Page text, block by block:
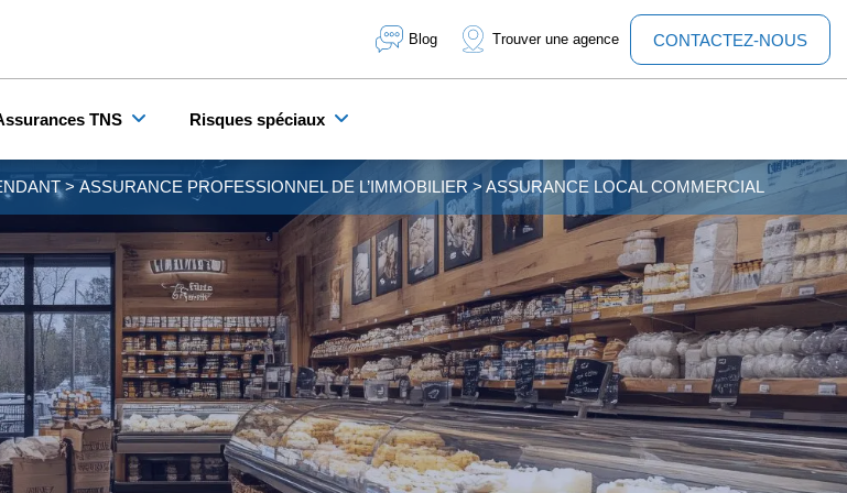
Blog Trouver une agence CONTACTEZ-NOUS
TNS Risques spéciaux
>ASSURANCE PROFESSIONNEL DE L’IMMOBILIER> ASSURANCE LOCAL COMMERCIAL